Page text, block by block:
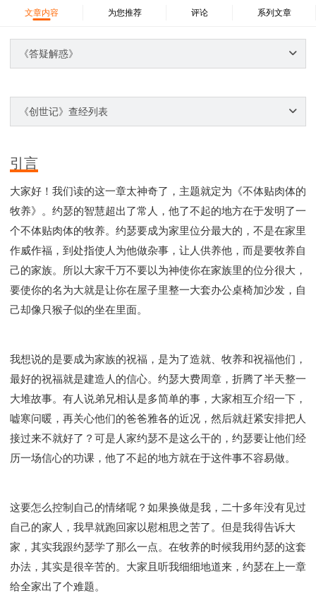
43 约翰福音
44 使徒行传
49 以弗所书
52 帖撒罗尼迦前书
53 帖撒罗尼迦后书
57 腓利门书
58 希伯来书
64 约翰三书
争战系列
信望爱系列
学习系列
时间管理和学习方法
爱神系列
喜乐系列
彰显神愤怒的器皿
新时代基督教变革研讨会
神同在系列
传道者的言语
破除属世界的价值观
如何恢复神的形像
耶和华是我的牧者
谨慎系列
快乐地活着
恩典和真理系列
001B课程 - 解开迷思课程
103课程 - 圣经学习中阶
201课程 - 从信徒到门徒
Y132课程 - 职业策划
文章内容 为您推荐 评论 系列文章
《答疑解惑》
《创世记》查经列表
引言
大家好！我们读的这一章太神奇了，主题就定为《不体贴肉体的
牧养》。约瑟的智慧超出了常人，他了不起的地方在于发明了一
个不体贴肉体的牧养。约瑟要成为家里位分最大的，不是在家里
作威作福，到处指使人为他做杂事，让人供养他，而是要牧养自
己的家族。所以大家千万不要以为神使你在家族里的位分很大，
要使你的名为大就是让你在屋子里整一大套办公桌椅加沙发，自
己却像只猴子似的坐在里面。
我想说的是要成为家族的祝福，是为了造就、牧养和祝福他们，
最好的祝福就是建造人的信心。约瑟大费周章，折腾了半天整一
大堆故事。有人说弟兄相认是多简单的事，大家相互介绍一下，
嘘寒问暖，再关心他们的爸爸雅各的近况，然后就赶紧安排把人
接过来不就好了？可是人家约瑟不是这么干的，约瑟要让他们经
历一场信心的功课，他了不起的地方就在于这件事不容易做。
这要怎么控制自己的情绪呢？如果换做是我，二十多年没有见过
自己的家人，我早就跑回家以慰相思之苦了。但是我得告诉大
家，其实我跟约瑟学了那么一点。在牧养的时候我用约瑟的这套
办法，其实是很辛苦的。大家且听我细细地道来，约瑟在上一章
给全家出了个难题。